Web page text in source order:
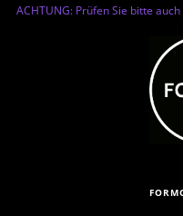
ACHTUNG: Prüfen Sie bitte